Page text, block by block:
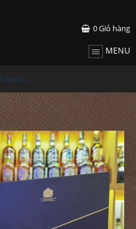
0Giỏ hàng
MENU
Rượu John Walker & Sons King George V